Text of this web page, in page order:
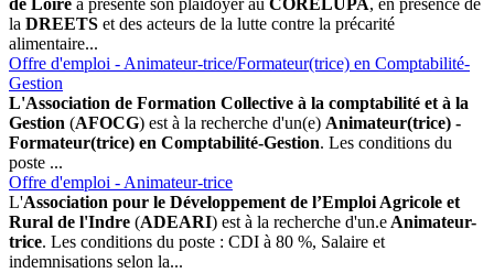
de Loire a présenté son plaidoyer au CORELUPA, en présence de
la DREETS et des acteurs de la lutte contre la précarité
alimentaire...
Offre d'emploi - Animateur-trice/Formateur(trice) en Comptabilité-
Gestion
L'Association de Formation Collective à la comptabilité et à la
Gestion (AFOCG) est à la recherche d'un(e) Animateur(trice) -
Formateur(trice) en Comptabilité-Gestion. Les conditions du
poste ...
Offre d'emploi - Animateur-trice
L'Association pour le Développement de l’Emploi Agricole et
Rural de l'Indre (ADEARI) est à la recherche d'un.e Animateur-
trice. Les conditions du poste : CDI à 80 %, Salaire et
indemnisations selon la...